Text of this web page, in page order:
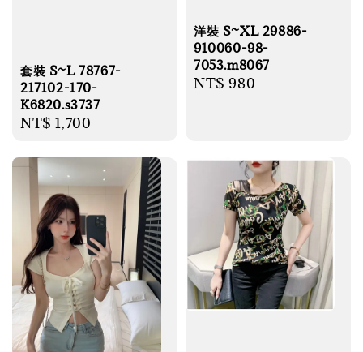
套裝 S~L 78767-
217102-170-
K6820.s3737
Regular
NT$ 1,700
洋裝 S~XL 29886-
910060-98-
7053.m8067
Regular
NT$ 980